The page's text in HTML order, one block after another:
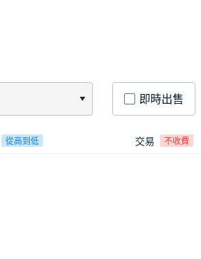
即時出售
從高到低 交易 不收費